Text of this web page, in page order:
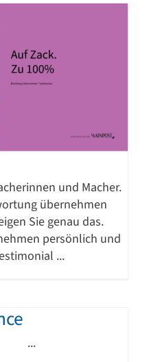
und Macher.
übernehmen
Sie genau das.
persönlich und
...